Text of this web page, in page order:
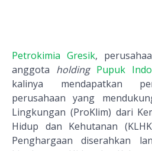
Petrokimia Gresik,
anggota holding Pupuk
kalinya mendapatkan
perusahaan yang
Lingkungan (ProKlim) dari
Hidup dan Kehutanan
Penghargaan diserahkan